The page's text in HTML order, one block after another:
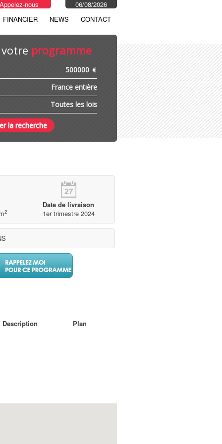
nous
06/08/2026
FINANCIER
NEWS CONTACT
programme
€
2
Date de livraison
1er trimestre 2024
Description Plan